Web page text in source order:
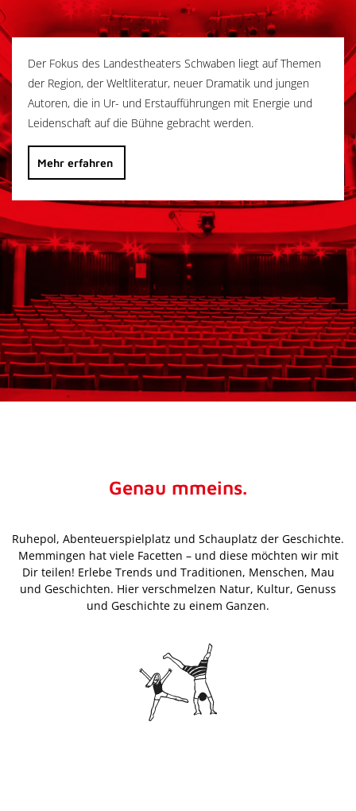
Der Fokus des Landestheaters Schwaben liegt auf Themen
der Region, der Weltliteratur, neuer Dramatik und jungen
Autoren, die in Ur- und Erstaufführungen mit Energie und
Leidenschaft auf die Bühne gebracht werden.
Mehr erfahren
Genau mmeins.
Ruhepol, Abenteuerspielplatz und Schauplatz der Geschichte.
Memmingen hat viele Facetten – und diese möchten wir mit
Dir teilen! Erlebe Trends und Traditionen, Menschen, Mau
und Geschichten. Hier verschmelzen Natur, Kultur, Genuss
und Geschichte zu einem Ganzen.